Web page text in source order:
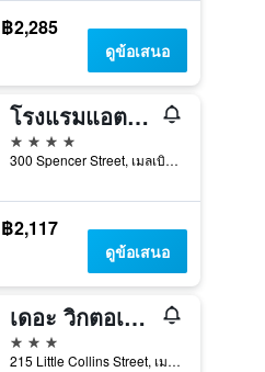
฿2,285
ดูข้อเสนอ
โรงแรมแอตแลนติส เมลเบิร์น
4 ดาว
300 Spencer Street, เมลเบิร์น, VIC, ออสเตรเลีย
฿2,117
ดูข้อเสนอ
เดอะ วิกตอเรีย โฮเทล เมลเบิร์น
3 ดาว
215 Little Collins Street, เมลเบิร์น, VIC, ออสเตรเลีย